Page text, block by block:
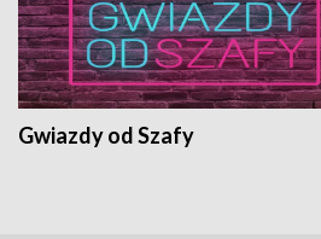
Gwiazdy od Szafy